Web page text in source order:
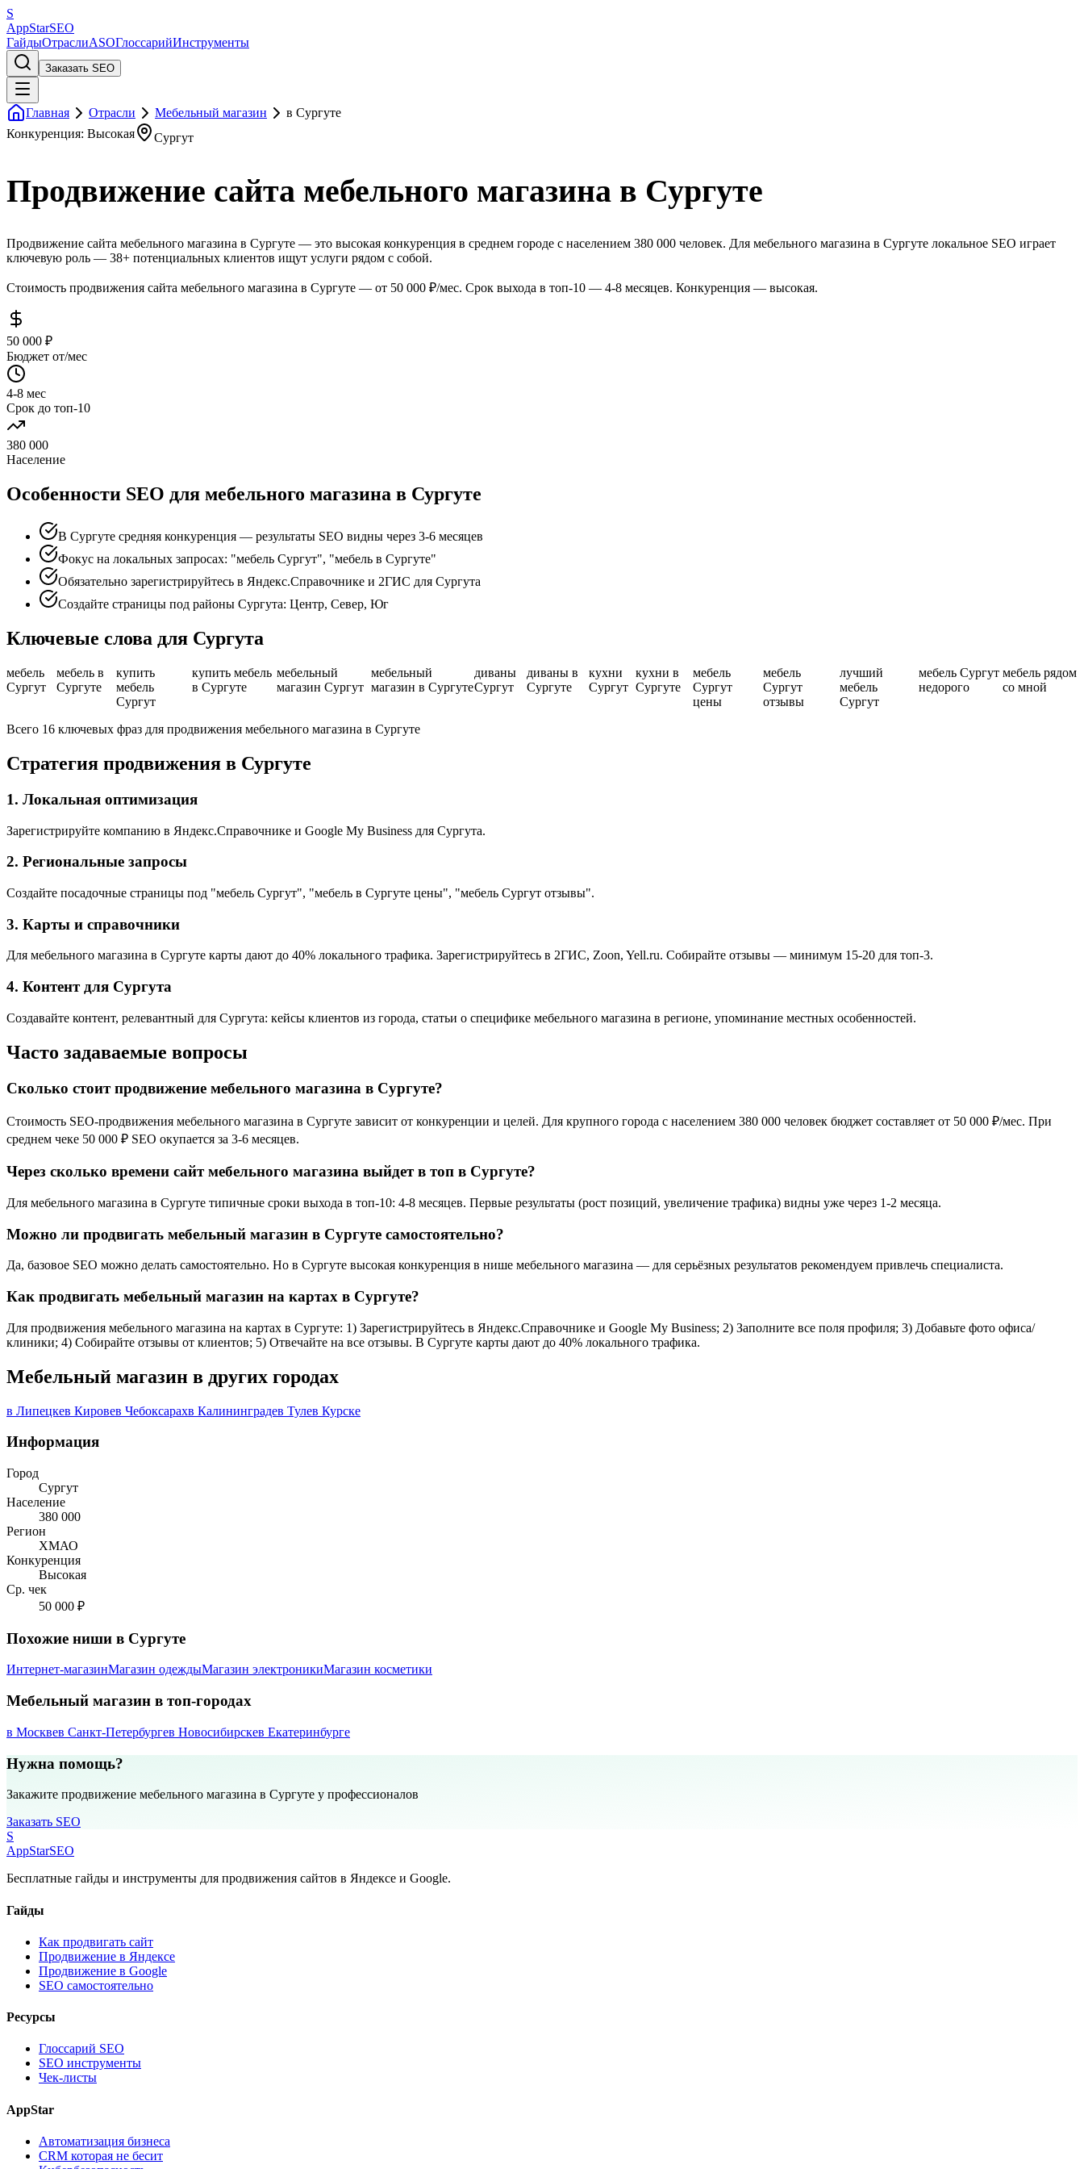
S
AppStarSEO
ГайдыОтраслиASOГлоссарийИнструменты
Заказать SEO
Главная Отрасли Мебельный магазин
в Сургуте
Конкуренция: Высокая
Сургут
Продвижение сайта мебельного магазина в Сургуте
Продвижение сайта мебельного магазина в Сургуте — это высокая конкуренция в среднем городе с населением 380 000 человек. Для мебельного магазина в Сургуте локальное SEO играет
ключевую роль — 38+ потенциальных клиентов ищут услуги рядом с собой.
Стоимость продвижения сайта мебельного магазина в Сургуте — от 50 000 ₽/мес. Срок выхода в топ-10 — 4-8 месяцев. Конкуренция — высокая.
50 000 ₽
Бюджет от/мес
4-8 мес
Срок до топ-10
380 000
Население
Особенности SEO для мебельного магазина в Сургуте
В Сургуте средняя конкуренция — результаты SEO видны через 3-6 месяцев
Фокус на локальных запросах: "мебель Сургут", "мебель в Сургуте"
Обязательно зарегистрируйтесь в Яндекс.Справочнике и 2ГИС для Сургута
Создайте страницы под районы Сургута: Центр, Север, Юг
Ключевые слова для Сургута
мебель
Сургут
мебель в
Сургуте
купить
мебель
Сургут
купить мебель
в Сургуте
мебельный
магазин Сургут
мебельный
магазин в Сургуте
диваны
Сургут
диваны в
Сургуте
кухни
Сургут
кухни в
Сургуте
мебель
Сургут
цены
мебель
Сургут
отзывы
лучший
мебель
Сургут
мебель Сургут
недорого
мебель рядом
со мной
Всего 16 ключевых фраз для продвижения мебельного магазина в Сургуте
Стратегия продвижения в Сургуте
1. Локальная оптимизация
Зарегистрируйте компанию в Яндекс.Справочнике и Google My Business для Сургута.
2. Региональные запросы
Создайте посадочные страницы под "мебель Сургут", "мебель в Сургуте цены", "мебель Сургут отзывы".
3. Карты и справочники
Для мебельного магазина в Сургуте карты дают до 40% локального трафика. Зарегистрируйтесь в 2ГИС, Zoon, Yell.ru. Собирайте отзывы — минимум 15-20 для топ-3.
4. Контент для Сургута
Создавайте контент, релевантный для Сургута: кейсы клиентов из города, статьи о специфике мебельного магазина в регионе, упоминание местных особенностей.
Часто задаваемые вопросы
Сколько стоит продвижение мебельного магазина в Сургуте?
Стоимость SEO-продвижения мебельного магазина в Сургуте зависит от конкуренции и целей. Для крупного города с населением 380 000 человек бюджет составляет от 50 000 ₽/мес. При
среднем чеке 50 000 ₽ SEO окупается за 3-6 месяцев.
Через сколько времени сайт мебельного магазина выйдет в топ в Сургуте?
Для мебельного магазина в Сургуте типичные сроки выхода в топ-10: 4-8 месяцев. Первые результаты (рост позиций, увеличение трафика) видны уже через 1-2 месяца.
Можно ли продвигать мебельный магазин в Сургуте самостоятельно?
Да, базовое SEO можно делать самостоятельно. Но в Сургуте высокая конкуренция в нише мебельного магазина — для серьёзных результатов рекомендуем привлечь специалиста.
Как продвигать мебельный магазин на картах в Сургуте?
Для продвижения мебельного магазина на картах в Сургуте: 1) Зарегистрируйтесь в Яндекс.Справочнике и Google My Business; 2) Заполните все поля профиля; 3) Добавьте фото офиса/
клиники; 4) Собирайте отзывы от клиентов; 5) Отвечайте на все отзывы. В Сургуте карты дают до 40% локального трафика.
Мебельный магазин в других городах
в Липецкев Кировев Чебоксарахв Калининградев Тулев Курске
Информация
Город
Сургут
Население
380 000
Регион
ХМАО
Конкуренция
Высокая
Ср. чек
50 000 ₽
Похожие ниши в Сургуте
Интернет-магазинМагазин одеждыМагазин электроникиМагазин косметики
Мебельный магазин в топ-городах
в Москвев Санкт-Петербургев Новосибирскев Екатеринбурге
Нужна помощь?
Закажите продвижение мебельного магазина в Сургуте у профессионалов
Заказать SEO
S
AppStarSEO
Бесплатные гайды и инструменты для продвижения сайтов в Яндексе и Google.
Гайды
Как продвигать сайт
Продвижение в Яндексе
Продвижение в Google
SEO самостоятельно
Ресурсы
Глоссарий SEO
SEO инструменты
Чек-листы
AppStar
Автоматизация бизнеса
CRM которая не бесит